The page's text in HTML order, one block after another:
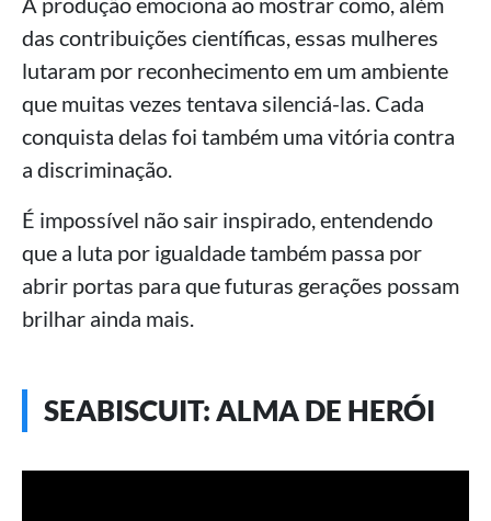
das contribuições científicas, essas mulheres
lutaram por reconhecimento em um ambiente
que muitas vezes tentava silenciá-las. Cada
conquista delas foi também uma vitória contra
a discriminação.
É impossível não sair inspirado, entendendo
que a luta por igualdade também passa por
abrir portas para que futuras gerações possam
brilhar ainda mais.
SEABISCUIT: ALMA DE HERÓI